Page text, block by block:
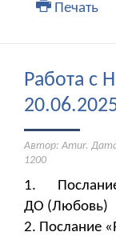
Печать
Работа с
Автор: Amur.
1200
1.
ДО (Любовь)
2. Послание